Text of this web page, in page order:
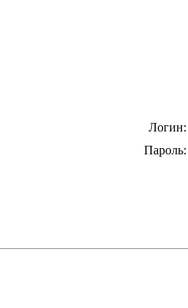
Логин:
Пароль: